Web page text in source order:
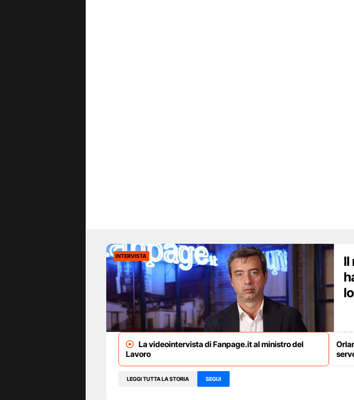
INTERVISTA
Il
La videointervista di Fanpage.it al ministro del
Lavoro
LEGGI TUTTA LA STORIA SEGUI